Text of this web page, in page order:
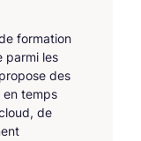
formation
parmi les
des
en temps
de